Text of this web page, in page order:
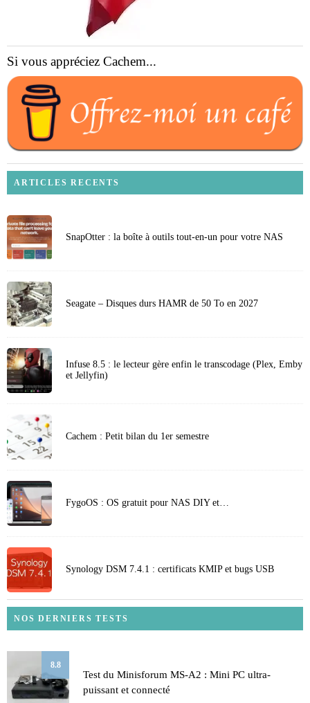
Si vous appréciez Cachem...
ARTICLES RECENTS
SnapOtter : la boîte à outils tout-en-un pour votre NAS
Seagate – Disques durs HAMR de 50 To en 2027
Infuse 8.5 : le lecteur gère enfin le transcodage (Plex, Emby
et Jellyfin)
Cachem : Petit bilan du 1er semestre
FygoOS : OS gratuit pour NAS DIY et…
Synology DSM 7.4.1 : certificats KMIP et bugs USB
NOS DERNIERS TESTS
8.8
Test du Minisforum MS-A2 : Mini PC ultra-
puissant et connecté